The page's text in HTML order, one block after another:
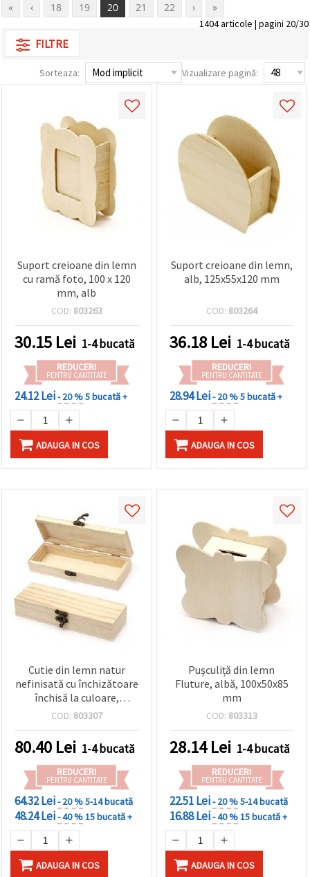
« ‹ 18 19 20 21 22 › »
1404 articole | pagini 20/30
FILTRE
Sorteaza: Vizualizare pagină:
Suport creioane din lemn
cu ramă foto, 100 x 120
mm, alb
COD: 803263
30.15 Lei 1-4 bucată
REDUCERI
PENTRU CANTITATE
24.12 Lei- 20 %5 bucată +
ADAUGA IN COS
Suport creioane din lemn,
alb, 125x55x120 mm
COD: 803264
36.18 Lei 1-4 bucată
REDUCERI
PENTRU CANTITATE
28.94 Lei- 20 %5 bucată +
ADAUGA IN COS
Cutie din lemn natur
nefinisată cu închizătoare
închisă la culoare,
210x70x40 mm
COD: 803307
80.40 Lei 1-4 bucată
REDUCERI
PENTRU CANTITATE
64.32 Lei- 20 %5-14 bucată
48.24 Lei- 40 %15 bucată +
ADAUGA IN COS
Pușculiță din lemn
Fluture, albă, 100x50x85
mm
COD: 803313
28.14Lei 1-4 bucată
REDUCERI
PENTRU CANTITATE
22.51 Lei- 20 %5-14 bucată
16.88 Lei- 40 %15 bucată +
ADAUGA IN COS